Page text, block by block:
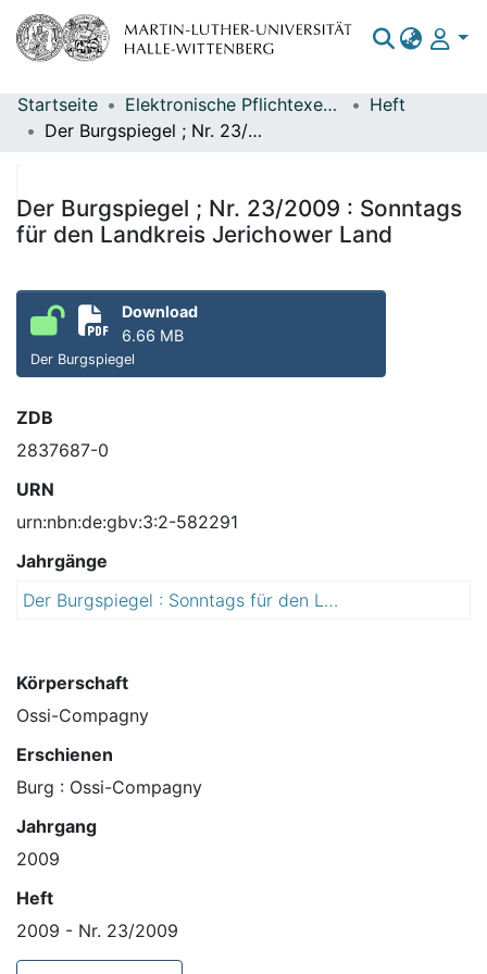
Bereiche & Sammlungen
Statistiken
Startseite Elektronische Pflichtexemplare
Heft
Der Burgspiegel ; Nr. 23/2009 : Sonntags für den Landkreis Jerichower Land
Der Burgspiegel ; Nr. 23/2009 : Sonntags
für den Landkreis Jerichower Land
Download
6.66 MB
Der Burgspiegel
ZDB
2837687-0
URN
urn:nbn:de:gbv:3:2-582291
Jahrgänge
Der Burgspiegel : Sonntags für den Landkreis Jerichower Land
Körperschaft
Ossi-Compagny
Erschienen
Burg : Ossi-Compagny
Jahrgang
2009
Heft
2009 - Nr. 23/2009